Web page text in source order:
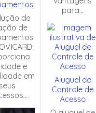
de
de
e
em
seus
para...
Aluguel de
Controle de
Acesso